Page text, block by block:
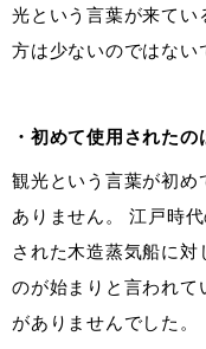
光という言葉が来てい
方は少ないのではない
・初めて使用されたの
観光という言葉が初め
ありません。 江戸時
された木造蒸気船に
のが始まりと言われて
がありませんでした。